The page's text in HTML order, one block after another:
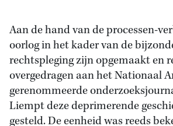
Aan de hand van de processen-
oorlog in het kader van de
rechtspleging zijn opgemaakt en
overgedragen aan het Nationaal
gerenommeerde
Liempt deze deprimerende
gesteld. De eenheid was reeds